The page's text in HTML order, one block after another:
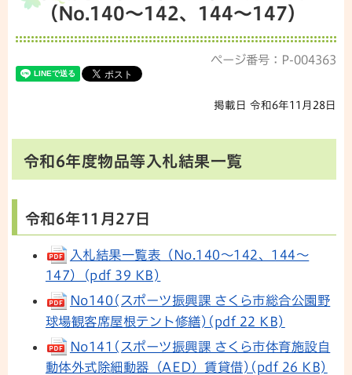
（No.140〜142、144～147）
ページ番号：P-004363
掲載日 令和6年11月28日
令和6年度物品等入札結果一覧
令和6年11月27日
入札結果一覧表（No.140～142、144～
147）(pdf 39 KB)
No140(スポーツ振興課 さくら市総合公園野
球場観客席屋根テント修繕)(pdf 22 KB)
No141(スポーツ振興課 さくら市体育施設自
動体外式除細動器（AED）賃貸借)(pdf 26 KB)